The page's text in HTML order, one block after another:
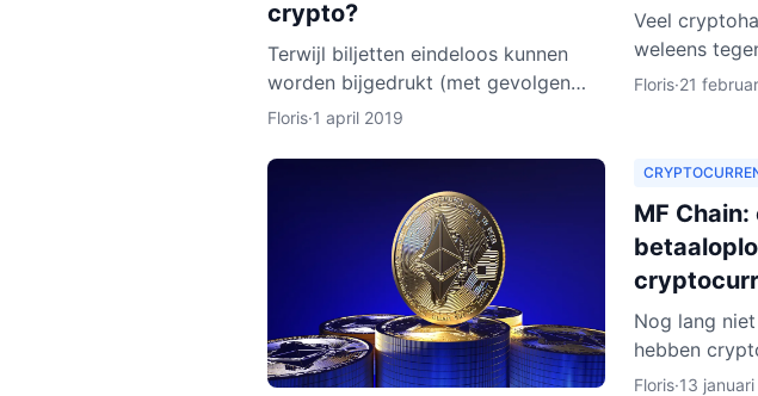
crypto?
Terwijl biljetten eindeloos kunnen
worden bijgedrukt (met gevolgen
voor de waarde van de munt), is dat
werkt dit nu eigenlijk p
Floris·1 april 2019
Veel
weleens
Gelukkig
Floris·21
MF Chain:
Nog lang
hebben
Floris·13